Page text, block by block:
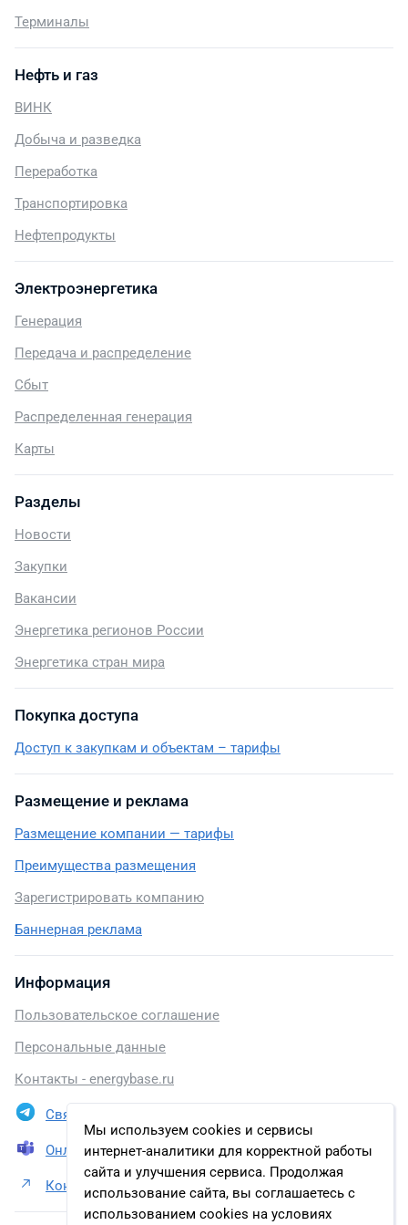
Мы используем cookies и сервисы
интернет-аналитики для корректной работы
сайта и улучшения сервиса. Продолжая
использование сайта, вы соглашаетесь с
использованием cookies на условиях
Терминалы
Нефть и газ
ВИНК
Добыча и разведка
Переработка
Транспортировка
Нефтепродукты
Электроэнергетика
Генерация
Передача и распределение
Сбыт
Распределенная генерация
Карты
Разделы
Новости
Закупки
Вакансии
Энергетика регионов России
Энергетика стран мира
Покупка доступа
Доступ к закупкам и объектам – тарифы
Размещение и реклама
Размещение компании — тарифы
Преимущества размещения
Зарегистрировать компанию
Баннерная реклама
Информация
Пользовательское соглашение
Персональные данные
Контакты - energybase.ru
Связаться в Telegram
Онлайн презентация
Контакты ООО «НОВАТЭК-ЮРХАРОВНЕФТЕГАЗ»